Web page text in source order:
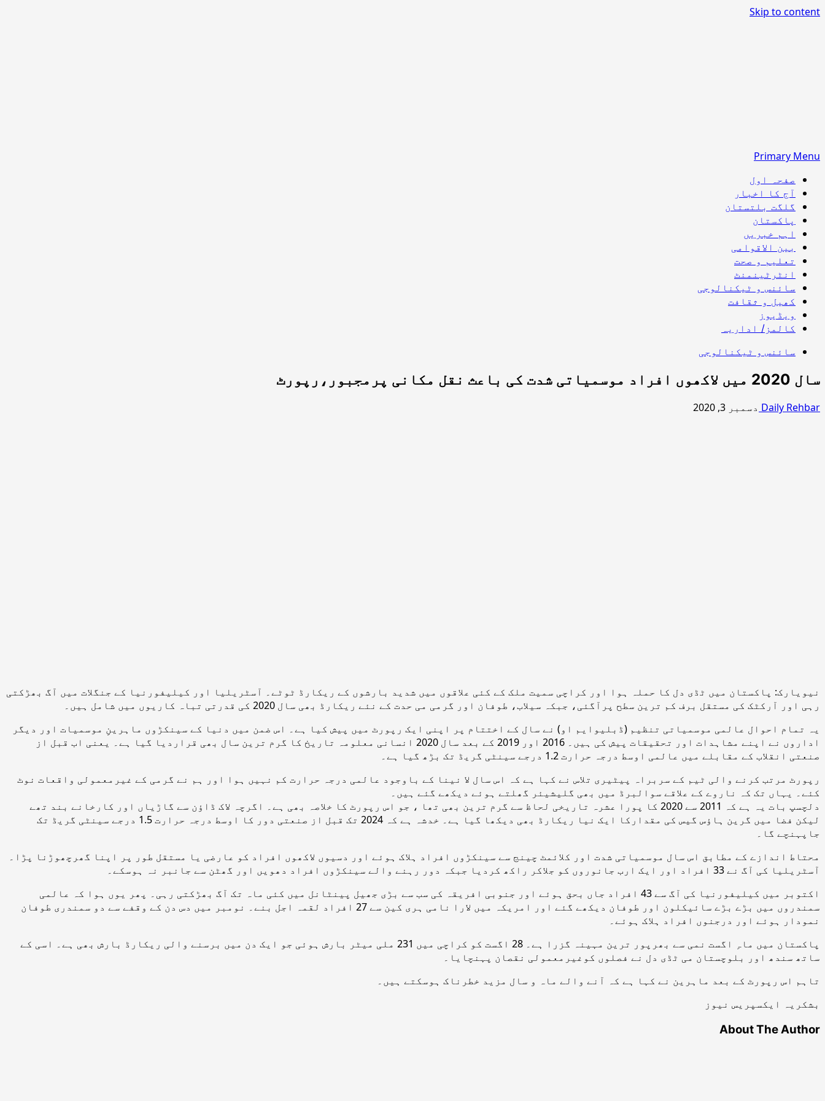
Skip to content
Primary Menu
صفحہ اول
آج کا اخبار
گلگت بلتستان
پاکستان
اہم خبریں
بین الاقوامی
تعلیم و صحت
انٹرٹینمنٹ
سائنس و ٹیکنالوجی
کھیل و ثقافت
ویڈیوز
کالمز/ اداریہ
سائنس و ٹیکنالوجی
سال 2020 میں لاکھوں افراد موسمیاتی شدت کی باعث نقل مکانی پرمجبور،رپورٹ
Daily Rehbar دسمبر 3, 2020
نیویارک: پاکستان میں ٹڈی دل کا حملہ ہوا اور کراچی سمیت ملک کے کئی علاقوں میں شدید بارشوں کے ریکارڈ ٹوٹے۔ آسٹریلیا اور کیلیفورنیا کے جنگلات میں آگ بھڑکتی
رہی اور آرکٹک کی مستقل برف کم ترین سطح پرآگئی، جبکہ سیلاب، طوفان اور گرمی می حدت کے نئے ریکارڈ بھی سال 2020 کی قدرتی تباہ کاریوں میں شامل ہیں۔
یہ تمام احوال عالمی موسمیاتی تنظیم (ڈبلیوایم او) نے سال کے اختتام پر اپنی ایک رپورٹ میں پیش کیا ہے۔ اس ضمن میں دنیا کے سینکڑوں ماہرینِ موسمیات اور دیگر
اداروں نے اپنے مشاہدات اور تحقیقات پیش کی ہیں۔ 2016 اور 2019 کے بعد سال 2020 انسانی معلومہ تاریخ کا گرم ترین سال بھی قراردیا گیا ہے۔ یعنی اب قبل از
صنعتی انقلاب کے مقابلے میں عالمی اوسط درجہ حرارت 1.2 درجے سینٹی گریڈ تک بڑھ گیا ہے۔
رپورٹ مرتب کرنے والی ٹیم کے سربراہ پیٹیری تلاس نے کہا ہے کہ اس سال لا نینا کے باوجود عالمی درجہ حرارت کم نہیں ہوا اور ہم نے گرمی کے غیرمعمولی واقعات نوٹ
کئے۔ یہاں تک کہ ناروے کے علاقے سوالبرڈ میں بھی گلیشیئر گھلتے ہوئے دیکھے گئے ہیں۔
دلچسپ بات یہ ہے کہ 2011 سے 2020 کا پورا عشرہ تاریخی لحاظ سے گرم ترین بھی تھا ، جو اس رپورٹ کا خلاصہ بھی ہے۔ اگرچہ لاک ڈاؤن سے گاڑیاں اور کارخانے بند تھے
لیکن فضا میں گرین ہاؤس گیس کی مقدارکا ایک نیا ریکارڈ بھی دیکھا گیا ہے۔ خدشہ ہے کہ 2024 تک قبل از صنعتی دور کا اوسط درجہ حرارت 1.5 درجے سینٹی گریڈ تک
جاپہنچے گا۔
محتاط اندازے کے مطابق اس سال موسمیاتی شدت اور کلائمٹ چینج سے سینکڑوں افراد ہلاک ہوئے اور دسیوں لاکھوں افراد کو عارضی یا مستقل طور پر اپنا گھرچھوڑنا پڑا۔
آسٹریلیا کی آگ نے 33 افراد اور ایک ارب جانوروں کو جلاکر راکھ کردیا جبکہ دور رہنے والے سینکڑوں افراد دھویں اور گھٹن سے جانبر نہ ہوسکے۔
اکتوبر میں کیلیفورنیا کی آگ سے 43 افراد جاں بحق ہوئے اور جنوبی افریقہ کی سب سے بڑی جھیل پینٹانل میں کئی ماہ تک آگ بھڑکتی رہی۔ پھر یوں ہوا کہ عالمی
سمندروں میں بڑے بڑے سائیکلون اور طوفان دیکھے گئے اور امریکہ میں لارا نامی ہری کین سے 27 افراد لقمہ اجل بنے۔ نومبر میں دس دن کے وقفے سے دو سمندری طوفان
نمودار ہوئے اور درجنوں افراد ہلاک ہوئے۔
پاکستان میں ماہِ اگست نمی سے بھرپور ترین مہینہ گزرا ہے۔ 28 اگست کو کراچی میں 231 ملی میٹر بارش ہوئی جو ایک دن میں برسنے والی ریکارڈ بارش بھی ہے۔ اسی کے
ساتھ سندھ اور بلوچستان می ٹڈی دل نے فصلوں کوغیرمعمولی نقصان پہنچایا۔
تاہم اس رپورٹ کے بعد ماہرین نے کہا ہے کہ آنے والے ماہ و سال مزید خطرناک ہوسکتے ہیں۔
بشکریہ ایکسپریس نیوز
About The Author